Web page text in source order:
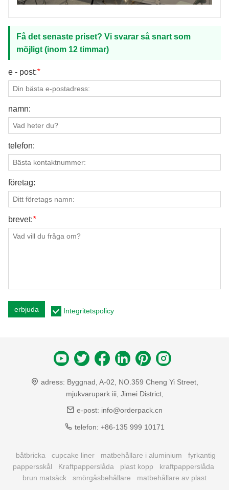
Få det senaste priset? Vi svarar så snart som
möjligt (inom 12 timmar)
e - post:*
namn:
telefon:
företag:
brevet:*
erbjuda Integritetspolicy
adress: Byggnad, A-02, NO.359 Cheng Yi Street,
mjukvarupark iii, Jimei District,
e-post: info@orderpack.cn
telefon: +86-135 999 10171
båtbricka cupcake liner matbehållare i aluminium
fyrkantig
pappersskål
Kraftpapperslåda plast kopp
kraftpapperslåda
brun matsäck
smörgåsbehållare matbehållare av plast